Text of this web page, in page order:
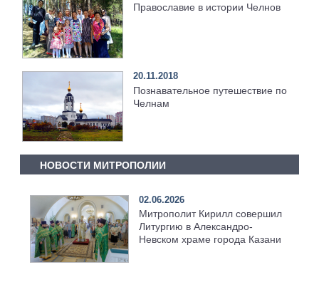
Православие в истории Челнов
20.11.2018
Познавательное путешествие по
Челнам
НОВОСТИ МИТРОПОЛИИ
02.06.2026
Митрополит Кирилл совершил
Литургию в Александро-
Невском храме города Казани